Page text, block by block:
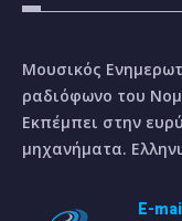
Μουσικός
ραδιόφωνο του
Εκπέμπει στην
μηχανήματα.
E-